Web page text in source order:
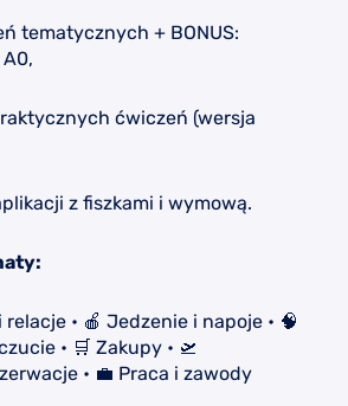
tematycznych + BONUS:
ćwiczeń (wersja
z fiszkami i wymową.
relacje • 🍎 Jedzenie i napoje • 🧠
• 🛒 Zakupy • 🛫
• 💼 Praca i zawody